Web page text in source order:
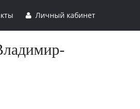
Личный кабинет